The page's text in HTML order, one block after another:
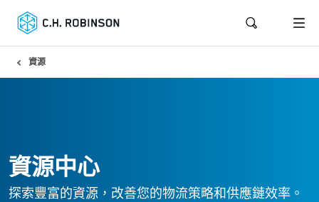
資源
資源中心
探索豐富的資源，改善您的物流策略和供應鏈效率。